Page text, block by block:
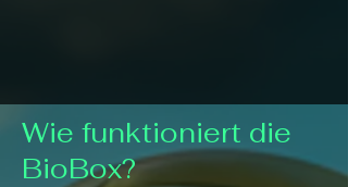
Wie funktioniert die
BioBox?